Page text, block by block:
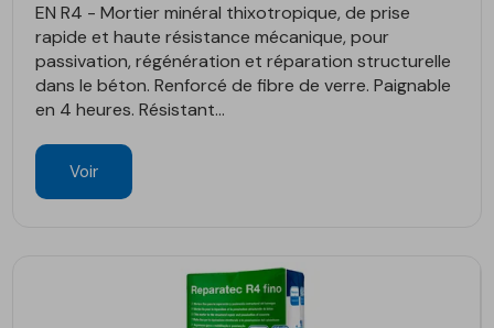
EN R4 - Mortier minéral thixotropique, de prise
rapide et haute résistance mécanique, pour
passivation, régénération et réparation structurelle
dans le béton. Renforcé de fibre de verre. Paignable
en 4 heures. Résistant...
Voir